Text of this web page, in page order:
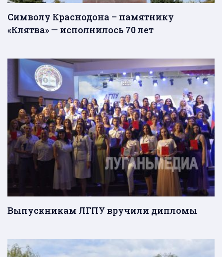
Символу Краснодона – памятнику
«Клятва» — исполнилось 70 лет
Выпускникам ЛГПУ вручили дипломы